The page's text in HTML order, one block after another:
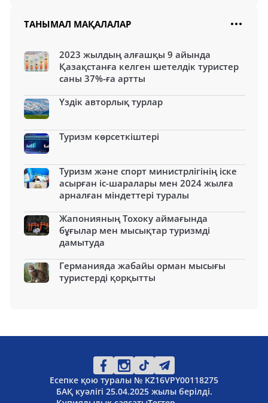
ТАНЫМАЛ МАҚАЛАЛАР
2023 жылдың алғашқы 9 айында
Қазақстанға келген шетелдік туристер
саны 37%-ға артты
Үздік авторлық турлар
Туризм көрсеткіштері
Туризм және спорт министрлігінің іске
асырған іс-шаралары мен 2024 жылға
арналған міндеттері туралы
Жапонияның Тохоку аймағында
бұғылар мен мысықтар туризмді
дамытуда
Германияда жабайы орман мысығы
туристерді қорқытты
Есепке қою туралы № KZ16VPY00118275
БАҚ куәлігі 25.04.2025 жылы берілді.